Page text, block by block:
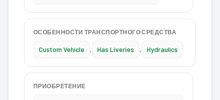
ОСОБЕННОСТИ ТРАНСПОРТНОГО СРЕДСТВА
Custom Vehicle , Has Liveries , Hydraulics
ПРИОБРЕТЕНИЕ